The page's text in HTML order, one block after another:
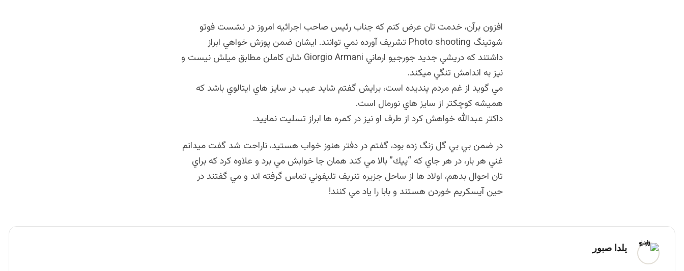
افزون برآن، خدمت تان عرض كنم که جناب رئيس صاحب اجرائيه امروز در نشست فوتو
شوتينگ Photo shooting تشريف آورده نمي توانند. ايشان ضمن پوزش خواهي ابراز
داشتند كه دريشي جديد جورجيو ارماني Giorgio Armani شان كاملن مطابق ميلش نيست و
نيز به اندامش تنگي ميكند.​
مي گويد از غم مردم پنديده است، برايش گفتم شايد عيب در سايز هاي ايتالوي باشد كه
هميشه كوچكتر از سايز هاي نورمال است.​
داكتر عبدالله خواهش كرد از طرف او نيز در كمره ها ابراز تسليت نماييد.
در ضمن بي بي گل زنگ زده بود، گفتم در دفتر هنوز خواب هستيد، ناراحت شد گفت ميدانم
غني هر بار، در هر جاي كه “پيك” بالا مي كند همان جا خوابش مي برد و علاوه كرد كه براي
تان احوال بدهم، اولاد ها از ساحل جزيره تنريف تليفوني تماس گرفته اند و مي گفتند در
حين آيسكريم خوردن هستند و بابا را ياد مي كنند!
یلدا صبور